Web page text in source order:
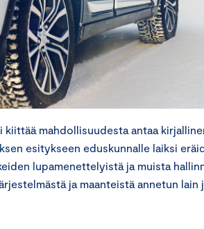
kiittää mahdollisuudesta antaa
esitykseen eduskunnalle laiksi
lupamenettelyistä ja muista
ja maanteistä annetun lain